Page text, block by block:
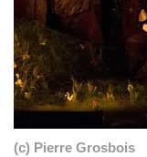
(c) Pierre Grosbois